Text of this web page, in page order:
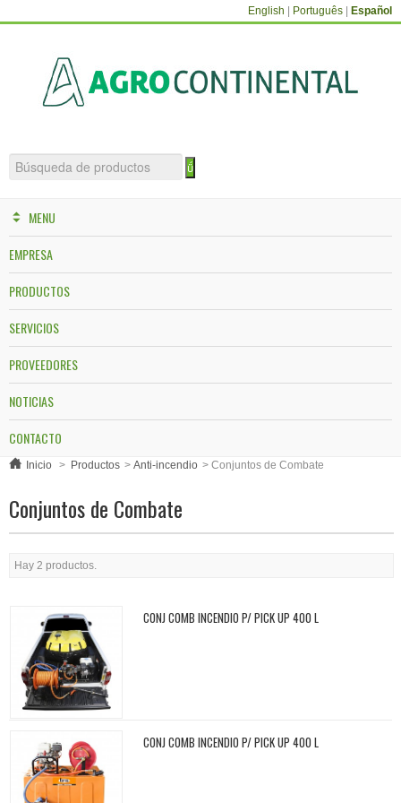
English Português Español
MENU
EMPRESA
PRODUCTOS
SERVICIOS
PROVEEDORES
NOTICIAS
CONTACTO
Inicio > Productos > Anti-incendio > Conjuntos de Combate
Conjuntos de Combate
Hay 2 productos.
CONJ COMB INCENDIO P/ PICK UP 400 L
CONJ COMB INCENDIO P/ PICK UP 400 L